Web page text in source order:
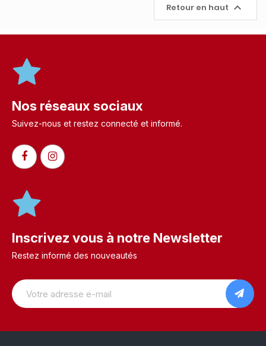
Retour en haut 
Nos réseaux sociaux
Suivez-nous et restez connecté et informé.​
Inscrivez vous à notre Newsletter
Restez informé des nouveautés